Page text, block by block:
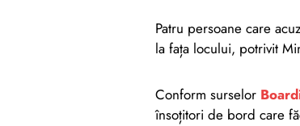
​Patru persoane care
la fața locului, potrivit
Conform surselor
însoțitori de bord care